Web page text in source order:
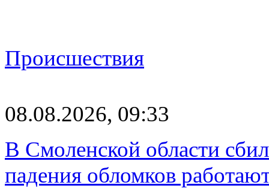
Происшествия
08.08.2026, 09:33
В Смоленской области
падения обломков